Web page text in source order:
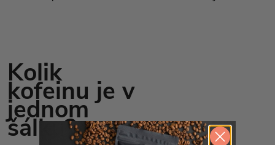
Kolik
kofeinu je v
jednom
šálku?